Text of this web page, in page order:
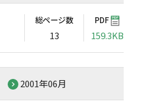
総ページ数
13
PDF
159.3KB
2001年06月